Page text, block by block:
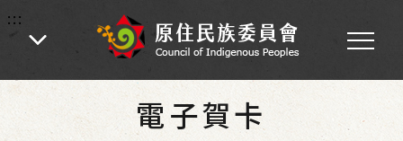
:::
:::
首頁 電子賀卡
電子賀卡